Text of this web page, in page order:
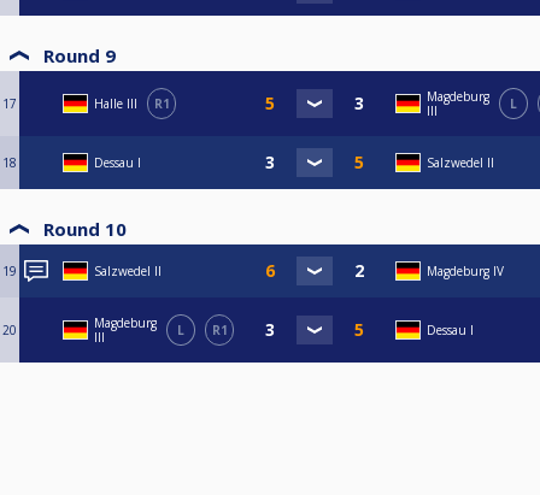
Round 9
17 Halle III R1
Magdeburg
III
L
18 Dessau I Salzwedel II
Round 10
19 Salzwedel II Magdeburg IV
20
Magdeburg
III
L R1 Dessau I